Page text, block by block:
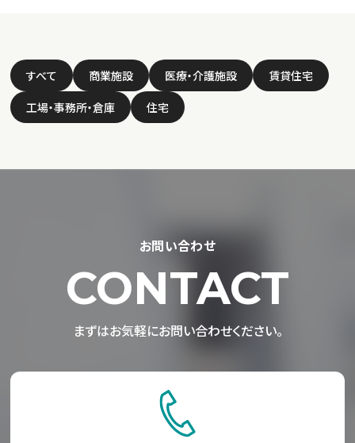
すべて 商業施設 医療・介護施設
賃貸住宅
工場・事務所・倉庫
住宅
お問い合わせ
CONTACT
まずはお気軽にお問い合わせください。